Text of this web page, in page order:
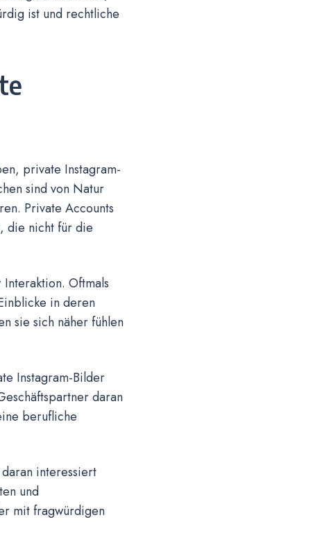
ist und rechtliche
private Instagram-
sind von Natur
Private Accounts
die nicht für die
Oftmals
in deren
sie sich näher fühlen
Instagram-Bilder
daran
berufliche
interessiert
und
mit fragwürdigen